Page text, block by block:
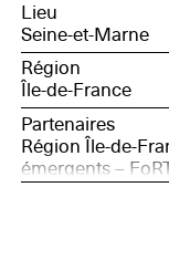
Lieu
Seine-et-Marne
Région
Île-de-France
Partenaires
Région Île-de-
émergents –
commanditaires,